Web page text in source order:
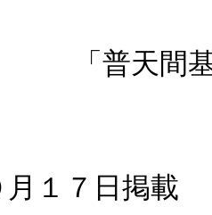
地の成
月１７日掲載